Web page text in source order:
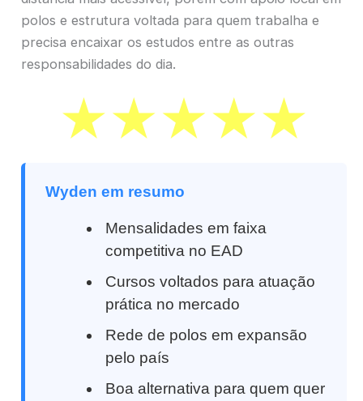
polos e estrutura voltada para quem trabalha e
precisa encaixar os estudos entre as outras
responsabilidades do dia.
Wyden em resumo
Mensalidades em faixa
competitiva no EAD
Cursos voltados para atuação
prática no mercado
Rede de polos em expansão
pelo país
Boa alternativa para quem quer